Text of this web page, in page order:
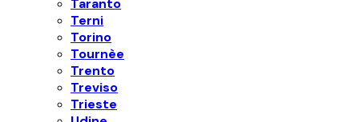
Taranto
Terni
Torino
Tournèe
Trento
Treviso
Trieste